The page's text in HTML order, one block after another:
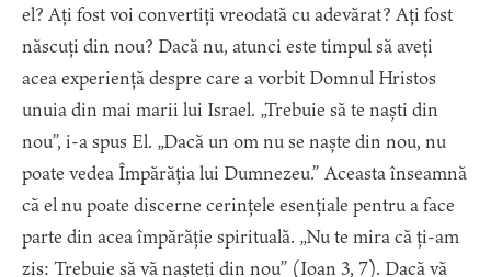
el? Ați fost voi convertiți vreodată cu adevărat? Ați fost
născuți din nou? Dacă nu, atunci este timpul să aveți
acea experiență despre care a vorbit Domnul Hristos
unuia din mai marii lui Israel. „Trebuie să te naști din
nou”, i-a spus El. „Dacă un om nu se naște din nou, nu
poate vedea Împărăția lui Dumnezeu.” Aceasta înseamnă
că el nu poate discerne cerințele esențiale pentru a face
parte din acea împărăție spirituală. „Nu te mira că ți-am
zis: Trebuie să vă nașteți din nou” (Ioan 3, 7). Dacă vă